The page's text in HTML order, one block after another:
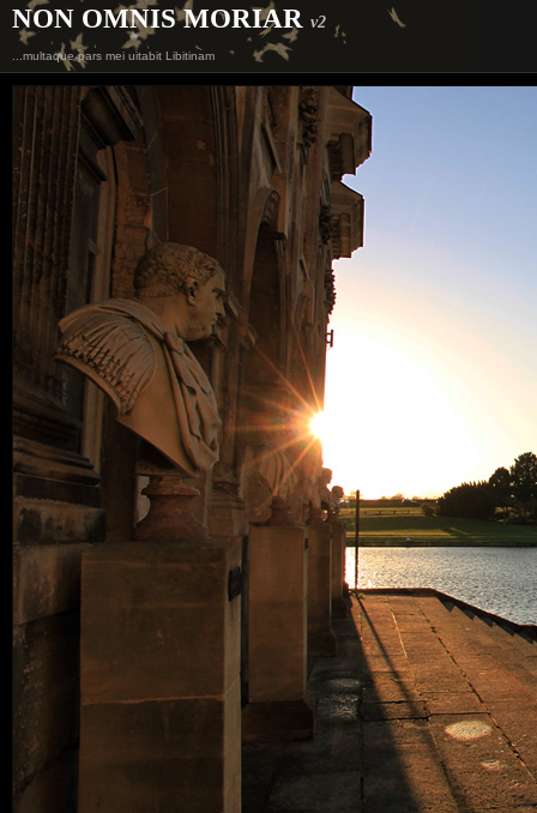
NON OMNIS MORIAR v2
...multaque pars mei uitabit Libitinam